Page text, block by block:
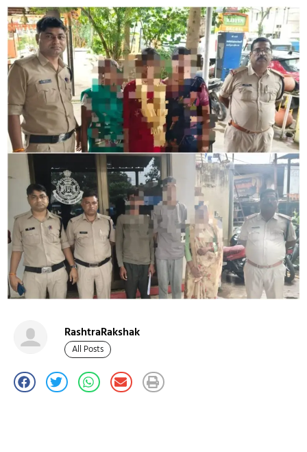
RashtraRakshak
All Posts